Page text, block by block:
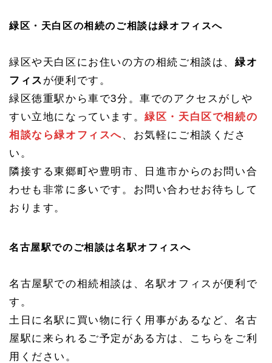
緑区・天白区の相続のご相談は緑オフィスへ
緑区や天白区にお住いの方の相続ご相談は、緑オ
フィス が便利です。
緑区徳重駅から車で3分。車でのアクセスがしや
すい立地になっています。緑区・天白区で相続の
相談なら緑オフィスへ、お気軽にご相談くださ
い。
隣接する東郷町や豊明市、日進市からのお問い合
わせも非常に多いです。お問い合わせお待ちして
おります。
名古屋駅でのご相談は名駅オフィスへ
名古屋駅での相続相談は、名駅オフィスが便利で
す。
土日に名駅に買い物に行く用事があるなど、名古
屋駅に来られるご予定がある方は、こちらをご利
用ください。